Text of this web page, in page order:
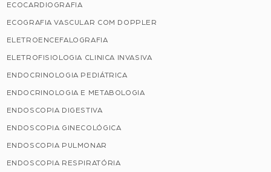
ECOCARDIOGRAFIA
ECOGRAFIA VASCULAR COM DOPPLER
ELETROENCEFALOGRAFIA
ELETROFISIOLOGIA CLINICA INVASIVA
ENDOCRINOLOGIA PEDIÁTRICA
ENDOCRINOLOGIA E METABOLOGIA
ENDOSCOPIA DIGESTIVA
ENDOSCOPIA GINECOLÓGICA
ENDOSCOPIA PULMONAR
ENDOSCOPIA RESPIRATÓRIA